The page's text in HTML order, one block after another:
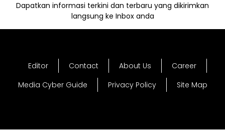
Dapatkan informasi terkini dan terbaru yang dikirimkan
langsung ke Inbox anda
Editor Contact About Us
Career
Media Cyber Guide
Privacy Policy Site Map